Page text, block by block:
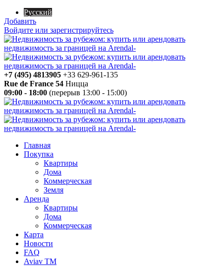
Русский
Добавить
Войдите или зарегистрируйтесь
+7 (495) 4813905 +33 629-961-135
Rue de France 54 Ницца
09:00 - 18:00 (перерыв 13:00 - 15:00)
Главная
Покупка
Квартиры
Дома
Коммерческая
Земля
Аренда
Квартиры
Дома
Коммерческая
Карта
Новости
FAQ
Aviav TM